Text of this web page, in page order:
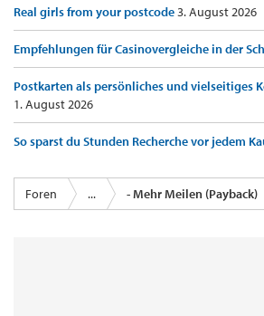
Real girls from your postcode3. August 2026
Empfehlungen für Casinovergleiche in der
Postkarten als persönliches und vielseitiges
1. August 2026
So sparst du Stunden Recherche vor jedem
Foren ... - Mehr Meilen (Payback)